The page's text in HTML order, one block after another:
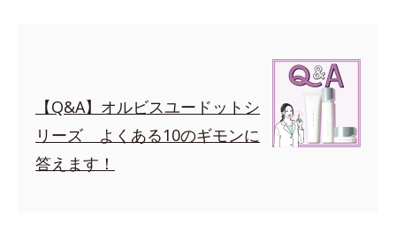
【Q&A】オルビスユードットシ
リーズ よくある10のギモンに
答えます！